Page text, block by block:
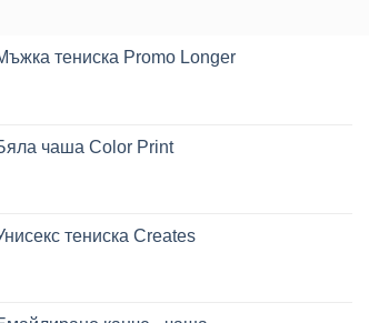
тениска Promo Longer
чаша Color Print
тениска Creates